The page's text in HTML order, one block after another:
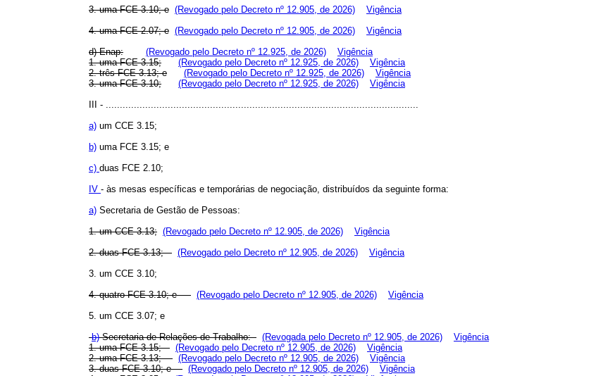
3. uma FCE 3.10; e (Revogado pelo Decreto nº 12.905, de 2026)
Vigência
4. uma FCE 2.07; e (Revogado pelo Decreto nº 12.905, de 2026)
Vigência
d) Enap:
(Revogado pelo Decreto nº 12.925, de 2026)
Vigência
1. uma FCE 3.15;
(Revogado pelo Decreto nº 12.925, de 2026)
Vigência
2. três FCE 3.13; e
(Revogado pelo Decreto nº 12.925, de 2026)
Vigência
3. uma FCE 3.10;
(Revogado pelo Decreto nº 12.925, de 2026)
Vigência
III - ...............................................................................................................
a) um CCE 3.15;
b) uma FCE 3.15; e
c) duas FCE 2.10;
IV - às mesas específicas e temporárias de negociação, distribuídos da seguinte forma:
a) Secretaria de Gestão de Pessoas:
1. um CCE 3.13; (Revogado pelo Decreto nº 12.905, de 2026)
Vigência
2. duas FCE 3.13; (Revogado pelo Decreto nº 12.905, de 2026)
Vigência
3. um CCE 3.10;
4. quatro FCE 3.10; e (Revogado pelo Decreto nº 12.905, de 2026)
Vigência
5. um CCE 3.07; e
b)Secretaria de Relações de Trabalho: (Revogada pelo Decreto nº 12.905, de 2026)
Vigência
1. uma FCE 3.15; (Revogado pelo Decreto nº 12.905, de 2026)
Vigência
2. uma FCE 3.13; (Revogado pelo Decreto nº 12.905, de 2026)
Vigência
3. duas FCE 3.10; e (Revogado pelo Decreto nº 12.905, de 2026)
Vigência